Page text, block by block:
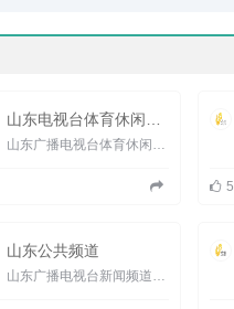
5
山东公共频道